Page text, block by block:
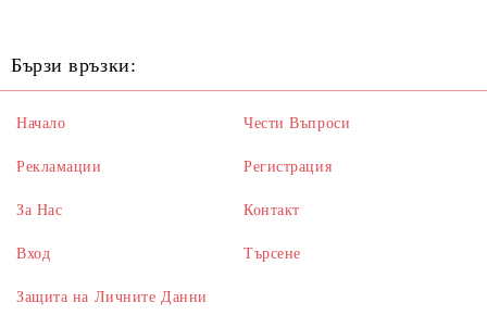
Бързи връзки:
Начало
Рекламации
За Нас
Вход
Чести Въпроси
Регистрация
Контакт
Търсене
Защита на Личните Данни